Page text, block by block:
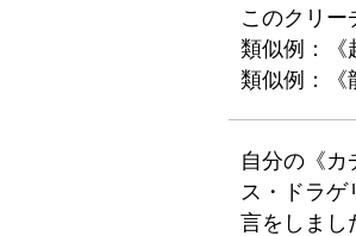
このクリー
類似例：《
類似例：《
自分の《カ
ス・ドラゲ
言をしまし